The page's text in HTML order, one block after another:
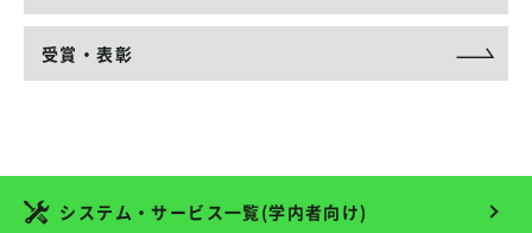
受賞・表彰
システム・サービス一覧(学内者向け)